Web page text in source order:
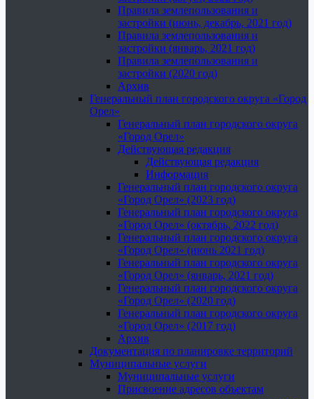
Правила землепользования и
застройки (июнь, декабрь, 2021 год)
Правила землепользования и
застройки (январь, 2021 год)
Правила землепользования и
застройки (2020 год)
Архив
Генеральный план городского округа «Город
Орел»
Генеральный план городского округа
«Город Орел»
Действующая редакция
Действующая редакция
Информация
Генеральный план городского округа
«Город Орел» (2023 год)
Генеральный план городского округа
«Город Орел» (октябрь, 2022 год)
Генеральный план городского округа
«Город Орел» (июнь 2021 год)
Генеральный план городского округа
«Город Орел» (январь, 2021 год)
Генеральный план городского округа
«Город Орел» (2020 год)
Генеральный план городского округа
«Город Орел» (2017 год)
Архив
Документация по планировке территорий
Муниципальные услуги
Муниципальные услуги
Присвоение адресов объектам